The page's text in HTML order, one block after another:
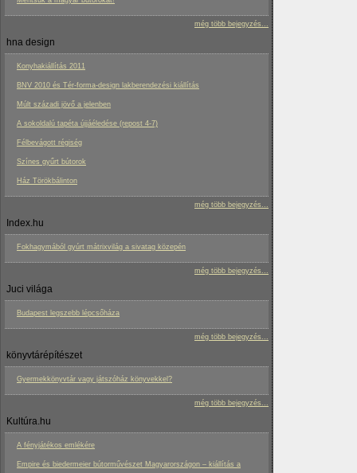
még több bejegyzés...
hna design
Konyhakiállítás 2011
BNV 2010 és Tér-forma-design lakberendezési kiállítás
Múlt századi jövő a jelenben
A sokoldalú tapéta újjáéledése (repost 4-7)
Félbevágott régiség
Színes gyűrt bútorok
Ház Törökbálinton
még több bejegyzés...
Index.hu
Fokhagymából gyúrt mátrixvilág a sivatag közepén
még több bejegyzés...
Juci világa
Budapest legszebb lépcsőháza
még több bejegyzés...
könyvtárépítészet
Gyermekkönyvtár vagy játszóház könyvekkel?
még több bejegyzés...
Kultúra.hu
A fényjátékos emlékére
Empire és biedermeier bútorművészet Magyarországon – kiállítás a